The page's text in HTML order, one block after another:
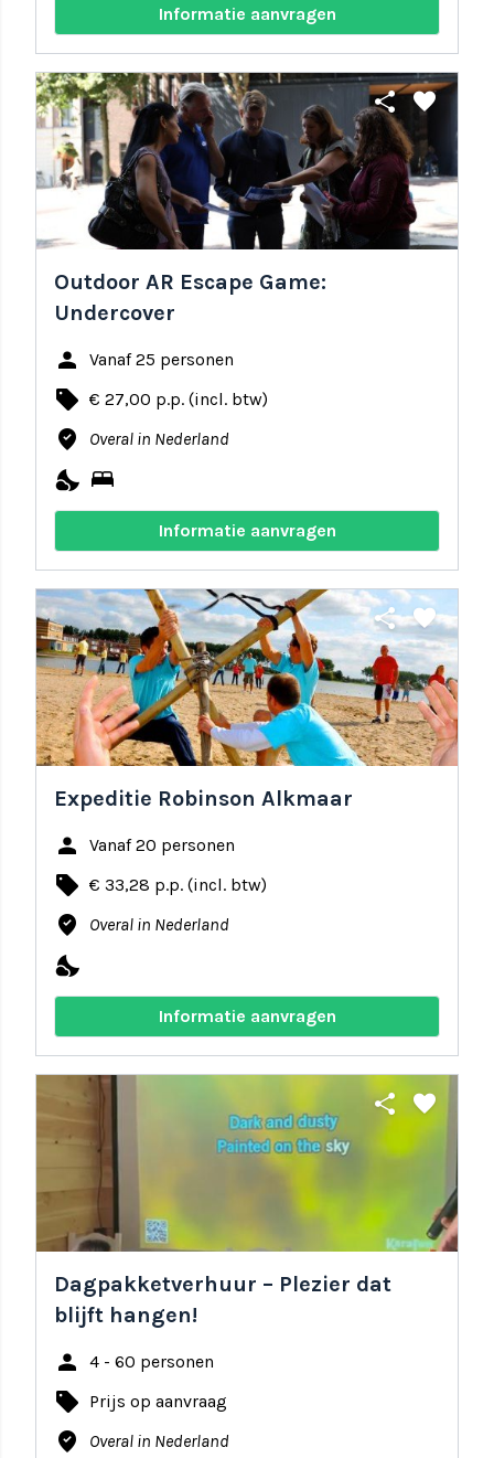
Informatie aanvragen
share favorite
Outdoor AR Escape Game:
Undercover
person Vanaf 25 personen
local_offer € 27,00 p.p. (incl. btw)
where_to_vote Overal in Nederland
nights_stay bed
Informatie aanvragen
share favorite
Expeditie Robinson Alkmaar
person Vanaf 20 personen
local_offer € 33,28 p.p. (incl. btw)
where_to_vote Overal in Nederland
nights_stay
Informatie aanvragen
share favorite
Dagpakketverhuur – Plezier dat
blijft hangen!
person 4 - 60 personen
local_offer Prijs op aanvraag
where_to_vote Overal in Nederland